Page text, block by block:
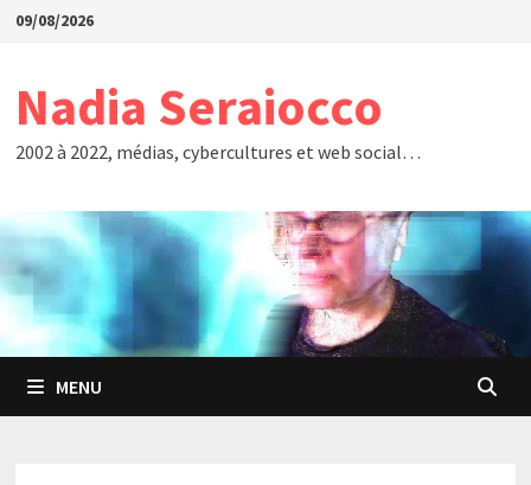
Passer
09/08/2026
Nadia Seraiocco
2002 à 2022, médias, cybercultures et web social…
MENU